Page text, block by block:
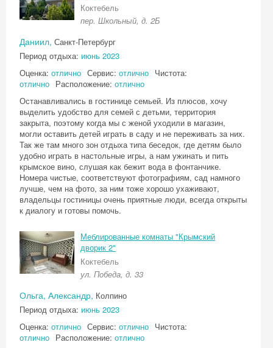
Коктебель
пер. Школьный, д. 2Б
Даниил, Санкт-Петербург
Период отдыха: июнь 2023
Оценка: отлично Сервис: отлично Чистота:
отлично Расположение: отлично
Останавливались в гостинице семьей. Из плюсов, хочу
выделить удобство для семей с детьми, территория
закрыта, поэтому когда мы с женой уходили в магазин,
могли оставить детей играть в саду и не переживать за них.
Так же там много зон отдыха типа беседок, где детям было
удобно играть в настольные игры, а нам ужинать и пить
крымское вино, слушая как бежит вода в фонтанчике.
Номера чистые, соответствуют фотографиям, сад намного
лучше, чем на фото, за ним тоже хорошо ухаживают,
владельцы гостиницы очень приятные люди, всегда открыты
к диалогу и готовы помочь.
Меблированные комнаты "Крымский
дворик 2"
Коктебель
ул. Победа, д. 33
Ольга, Александр, Колпино
Период отдыха: июнь 2023
Оценка: отлично Сервис: отлично Чистота:
отлично Расположение: отлично